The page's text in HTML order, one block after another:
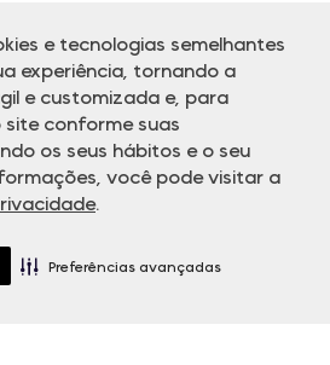
e tecnologias semelhantes
experiência, tornando a
e customizada e, para
conforme suas
os seus hábitos e o seu
você pode visitar a
.
Preferências avançadas